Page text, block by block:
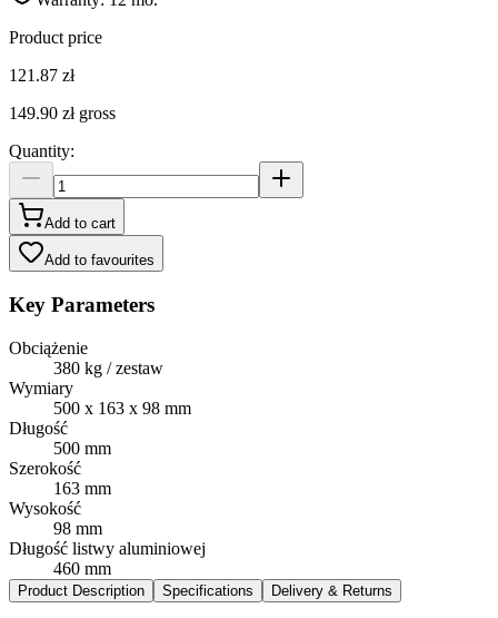
Product price
121.87 zł
149.90 zł gross
Quantity:
Add to cart
Add to favourites
Key Parameters
Obciążenie
380 kg / zestaw
Wymiary
500 x 163 x 98 mm
Długość
500 mm
Szerokość
163 mm
Wysokość
98 mm
Długość listwy aluminiowej
460 mm
Product Description Specifications Delivery & Returns